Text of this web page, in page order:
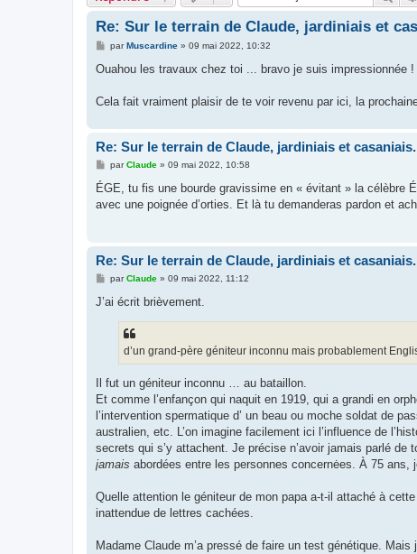
Re: Sur le terrain de Claude, jardiniais et
M
s
g
parMuscardine» 09 mai 2022, 10:32
Ouahou les travaux chez toi ... bravo je suis impressionnée
Cela fait vraiment plaisir de te voir revenu par ici, la
Re: Sur le terrain de Claude, jardiniais et casaniais.
M
s
a
parClaude» 09 mai 2022, 10:58
ÉGE, tu fis une bourde gravissime en « évitant » la célèbre
avec une poignée d’orties. Et là tu demanderas pardon et
Re: Sur le terrain de Claude, jardiniais et casaniais.
M
s
parClaude» 09 mai 2022, 11:12
J’ai écrit brièvement.
d’un grand-père géniteur inconnu mais probablement
Il fut un géniteur inconnu … au bataillon.
Et comme l’enfançon qui naquit en 1919, qui a grandi en
l’intervention spermatique d’ un beau ou moche soldat de
australien, etc. L’on imagine facilement ici l’influence de
secrets qui s’y attachent. Je précise n’avoir jamais parlé
jamais abordées entre les personnes concernėes. À 75 ans,
Quelle attention le géniteur de mon papa a-t-il attaché à
inattendue de lettres cachées.
Madame Claude m’a pressé de faire un test génétique.